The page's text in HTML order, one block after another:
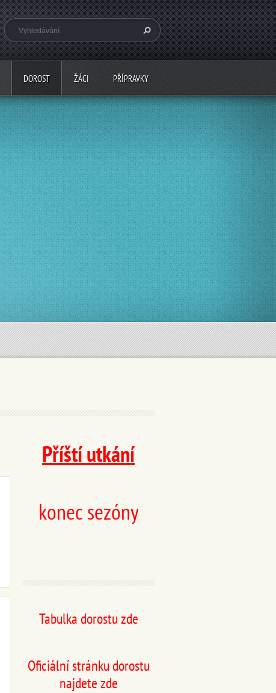
DOROST ŽÁCI PŘÍPRAVKY
Příští utkání
konec sezóny
Tabulka dorostu zde
Oficiální stránku dorostu
najdete zde